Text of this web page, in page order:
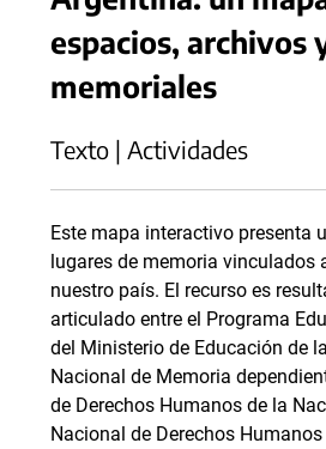
espacios, archivos
memoriales
Texto | Actividades
Este mapa interactivo presenta
lugares de memoria vinculados
nuestro país. El recurso es
articulado entre el Programa
del Ministerio de Educación de
Nacional de Memoria
de Derechos Humanos de la
Nacional de Derechos